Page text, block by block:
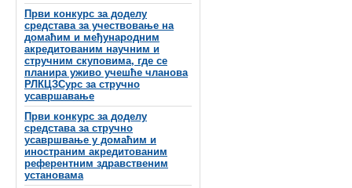
Први конкурс за доделу
средстава за учествовање на
домаћим и међународним
акредитованим научним и
стручним скуповима, где се
планира уживо учешће чланова
РЛКЦЗСурс за стручно
усавршавање
Први конкурс за доделу
средстава за стручно
усавршвање у домаћим и
иностраним акредитованим
референтним здравственим
установама